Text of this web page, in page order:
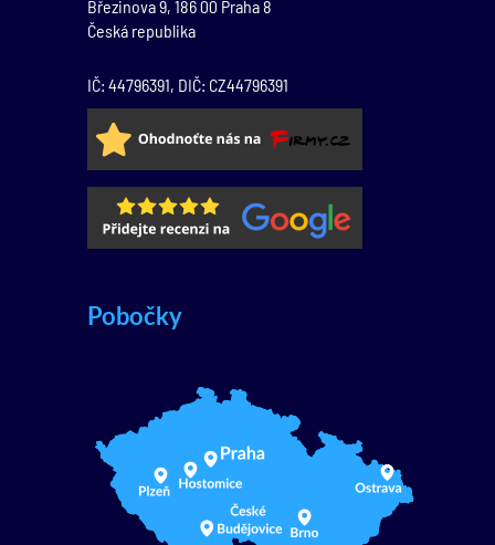
Březinova 9, 186 00 Praha 8
Česká republika
IČ: 44796391, DIČ: CZ44796391
Pobočky